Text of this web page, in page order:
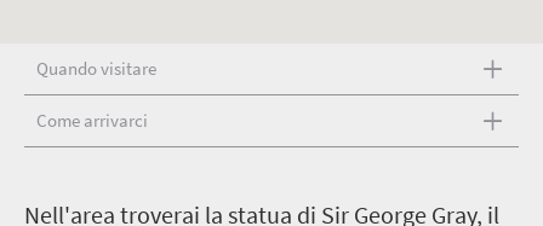
Quando visitare
Come arrivarci
Nell'area troverai la statua di Sir George Gray, il